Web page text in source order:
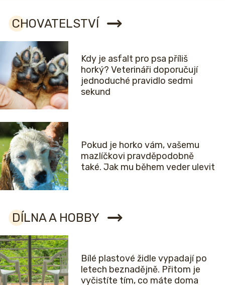
CHOVATELSTVÍ
Kdy je asfalt pro psa příliš
horký? Veterináři doporučují
jednoduché pravidlo sedmi
sekund
Pokud je horko vám, vašemu
mazlíčkovi pravděpodobně
také. Jak mu během veder ulevit
DÍLNA A HOBBY
Bílé plastové židle vypadají po
letech beznadějně. Přitom je
vyčistíte tím, co máte doma